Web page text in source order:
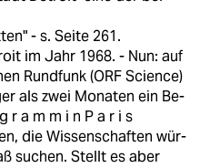
- s. Seite 261.
im Jahr 1968. - Nun: auf
Rundfunk (ORF Science)
als zwei Monaten ein Be-
r a m m i n P a r i s
die Wissenschaften wür-
suchen. Stellt es aber